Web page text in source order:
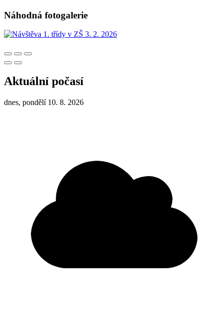
Náhodná fotogalerie
Aktuální počasí
dnes, pondělí 10. 8. 2026